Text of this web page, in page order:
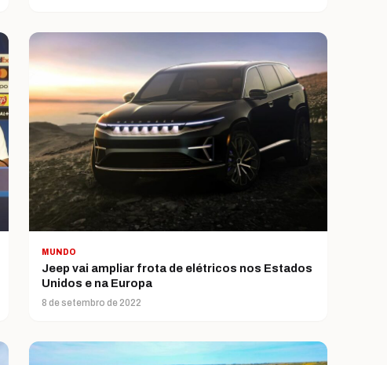
MUNDO
Jeep vai ampliar frota de elétricos nos Estados
Unidos e na Europa
8 de setembro de 2022